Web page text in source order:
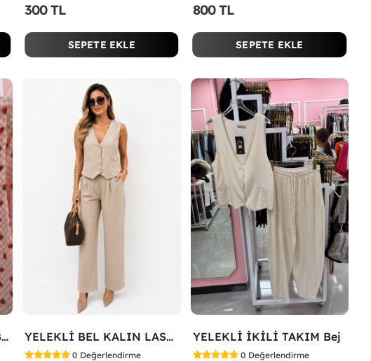
300 TL
SEPETE EKLE
800 TL
SEPETE EKLE
ÇİLEK BASKILI ELBİSE Bej YELEKLİ BEL KALIN LASTİK İKİLİ TAKIM Bej
0 Değerlendirme
YELEKLİ İKİLİ TAKIM Bej
0 Değerlendirme